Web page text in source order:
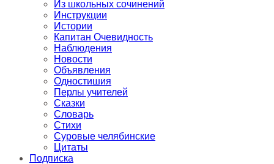
Из школьных сочинений
Инструкции
Истории
Капитан Очевидность
Наблюдения
Новости
Объявления
Одностишия
Перлы учителей
Сказки
Словарь
Стихи
Суровые челябинские
Цитаты
Подписка